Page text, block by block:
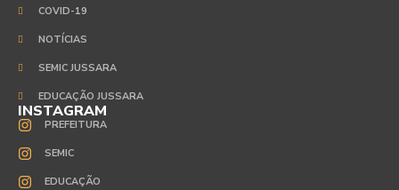
COVID-19
NOTÍCIAS
SEMIC JUSSARA
EDUCAÇÃO JUSSARA
INSTAGRAM
PREFEITURA
SEMIC
EDUCAÇÃO